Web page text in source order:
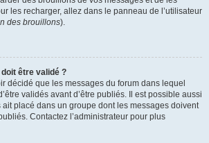
les recharger, allez dans le panneau de l’utilisateur
des brouillons).
être validé ?
décidé que les messages du forum dans lequel
validés avant d’être publiés. Il est possible aussi
ait placé dans un groupe dont les messages doivent
Contactez l’administrateur pour plus